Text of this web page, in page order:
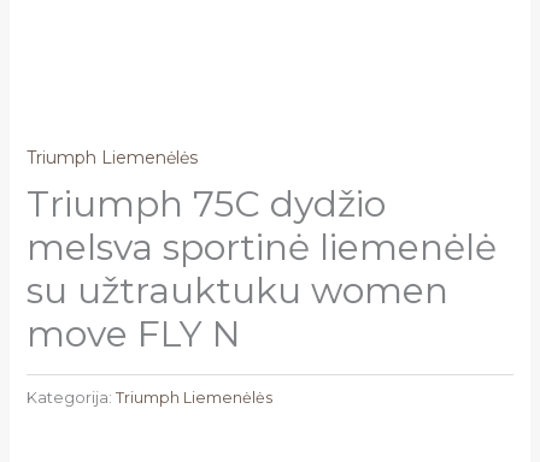
Triumph Liemenėlės
Triumph 75C dydžio
melsva sportinė liemenėlė
su užtrauktuku women
move FLY N
Kategorija: Triumph Liemenėlės